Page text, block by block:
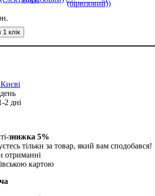
2 дні
знижка 5%
тільки за товар, який вам сподобався!
отриманні
картою
1 клік